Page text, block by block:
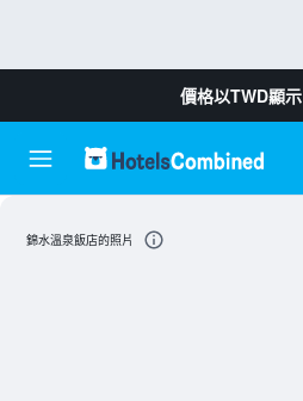
價格以TWD顯示
錦水溫泉飯店的照片